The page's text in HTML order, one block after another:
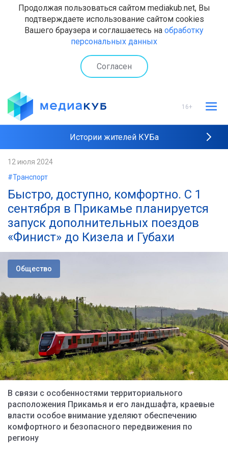
Продолжая пользоваться сайтом mediakub.net, Вы
подтверждаете использование сайтом cookies
Вашего браузера и соглашаетесь на обработку
персональных данных
Согласен
16+
Истории жителей КУБа
Наши интервью
12 июля 2024
#Транспорт
Быстро, доступно, комфортно. С 1
сентября в Прикамье планируется
запуск дополнительных поездов
«Финист» до Кизела и Губахи
Общество
В связи с особенностями территориального
расположения Прикамья и его ландшафта, краевые
власти особое внимание уделяют обеспечению
комфортного и безопасного передвижения по
региону